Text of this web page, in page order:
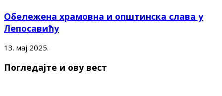
Обележена храмовна и општинска слава у
Лепосавићу
13. мај 2025.
Погледајте и ову вест